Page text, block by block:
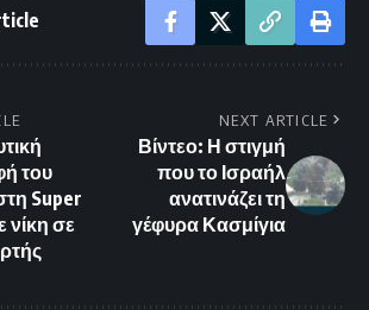
του
Super
νίκη σε
NEXT ARTICLE
Βίντεο: Η στιγμή
που το Ισραήλ
ανατινάζει τη
γέφυρα Κασμίγια